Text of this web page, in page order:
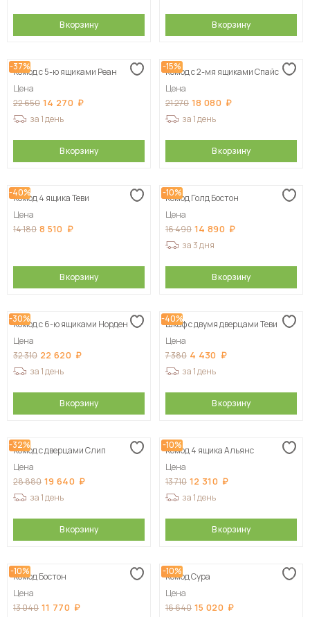
В корзину В корзину
-37%
Комод с 5-ю ящиками Реан
Цена
22 650 14 270
за 1 день
В корзину
-15%
Комод с 2-мя ящиками Спайс
Цена
21 270 18 080
за 1 день
В корзину
-40%
Комод 4 ящика Теви
Цена
14 180 8 510
В корзину
-10%
Комод Голд Бостон
Цена
16 490 14 890
за 3 дня
В корзину
-30%
Комод с 6-ю ящиками Норден
Цена
32 310 22 620
за 1 день
В корзину
-40%
Шкаф с двумя дверцами Теви
Цена
7 380 4 430
за 1 день
В корзину
-32%
Комод с дверцами Слип
Цена
28 880 19 640
за 1 день
В корзину
-10%
Комод 4 ящика Альянс
Цена
13 710 12 310
за 1 день
В корзину
-10%
Комод Бостон
Цена
13 040 11 770
-10%
Комод Сура
Цена
16 640 15 020